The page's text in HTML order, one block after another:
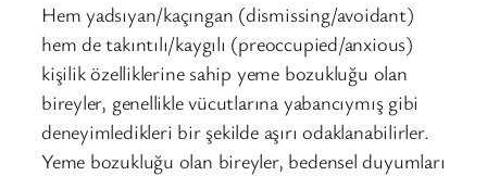
Hem yadsıyan/kaçıngan (dismissing/avoidant)
hem de takıntılı/kaygılı (preoccupied/anxious)
kişilik özelliklerine sahip yeme bozukluğu olan
bireyler, genellikle vücutlarına yabancıymış gibi
deneyimledikleri bir şekilde aşırı odaklanabilirler.
Yeme bozukluğu olan bireyler, bedensel duyumları